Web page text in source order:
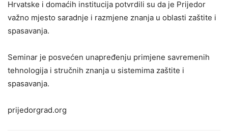
Hrvatske i domaćih institucija potvrdili su da je Prijedor
važno mjesto saradnje i razmjene znanja u oblasti zaštite i
spasavanja.
Seminar je posvećen unapređenju primjene savremenih
tehnologija i stručnih znanja u sistemima zaštite i
spasavanja.
prijedorgrad.org